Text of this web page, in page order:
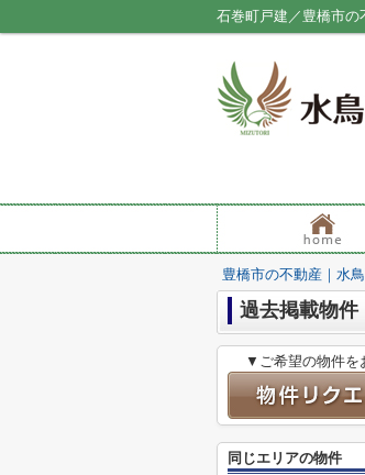
石巻町戸建／豊橋市の
豊橋市の不動産｜水
過去掲載物件
▼ご希望の物件を
同じエリアの物件